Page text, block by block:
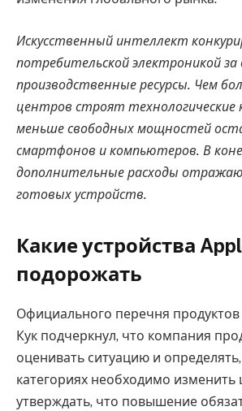
Искусственный интеллект
потребительской электроникой
производственные ресурсы. Чем
центров строят технологические
меньше свободных мощностей
смартфонов и компьютеров. В
дополнительные расходы
готовых устройств.
Какие устройства
подорожать
Официального перечня продуктов
Кук подчеркнул, что компания
оценивать ситуацию и определять,
категориях необходимо
утверждать, что повышение